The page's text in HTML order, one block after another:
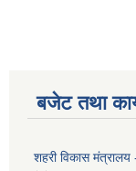
बजेट तथा
शहरी विकास मंत्रालय